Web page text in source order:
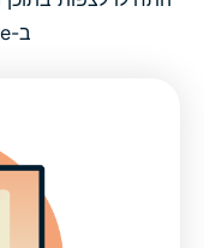
ב-Amazon AppStore.